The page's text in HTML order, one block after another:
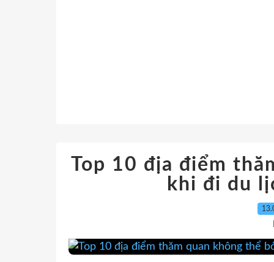
Top 10 địa điểm
khi đi du